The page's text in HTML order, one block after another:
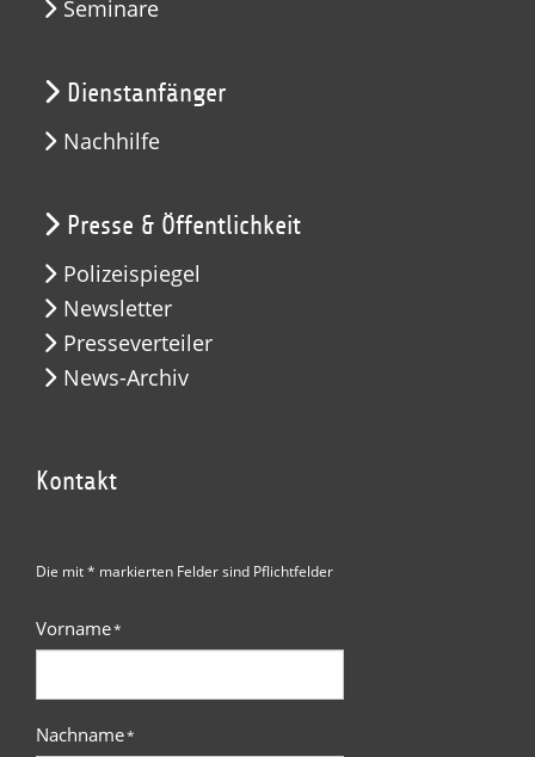
Seminare
Dienstanfänger
Nachhilfe
Presse & Öffentlichkeit
Polizeispiegel
Newsletter
Presseverteiler
News-Archiv
Kontakt
Die mit * markierten Felder sind Pflichtfelder
Vorname*
Nachname*